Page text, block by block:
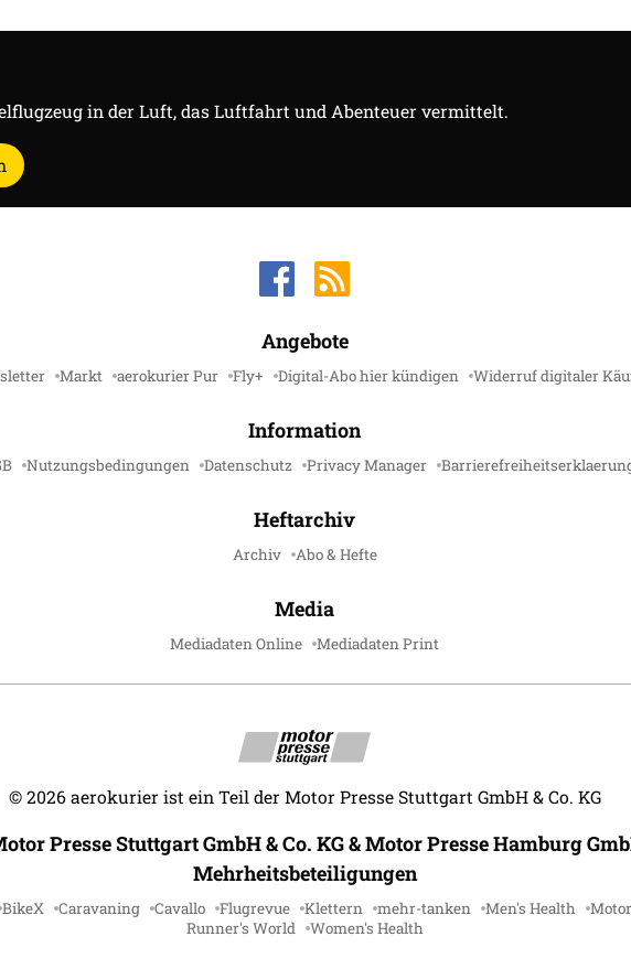
in der Luft, das Luftfahrt und Abenteuer vermittelt.
Angebote
Markt aerokurier Pur Fly+ Digital-Abo hier kündigen Widerruf digitaler
Information
Nutzungsbedingungen Datenschutz Privacy Manager
Heftarchiv
Archiv Abo & Hefte
Media
Mediadaten Online Mediadaten Print
©2026 aerokurier ist ein Teil der Motor Presse Stuttgart GmbH & Co. KG
Presse Stuttgart GmbH & Co. KG & Motor Presse Hamburg
Mehrheitsbeteiligungen
BikeX Caravaning Cavallo Flugrevue Klettern mehr-tanken Men's Health
Runner's World
Women's Health